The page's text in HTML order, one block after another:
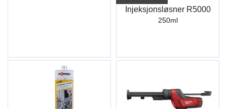
Injeksjonsløsner R5000
250ml